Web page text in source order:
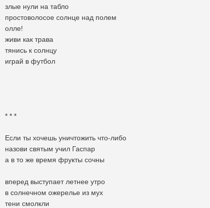
злые нули на табло
простоволосое солнце над полем
олле!
живи как трава
тянись к солнцу
играй в футбол
* * *
Если ты хочешь уничтожить что-либо
назови святым учил Гаспар
а в то же время фрукты сочны
вперед выступает летнее утро
в солнечном ожерелье из мух
тени смолкли